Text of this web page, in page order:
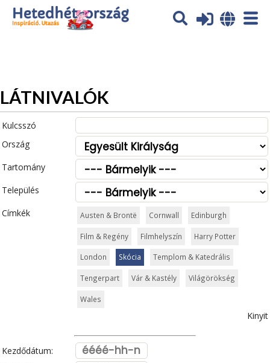
Az oldal sütiket (cookies) használ. További tájékoztatás itt:
Adatvédelmi tájékoztató
LÁTNIVALÓK
Kulcsszó
Ország
Tartomány
Település
Címkék
Austen & Brontë Cornwall Edinburgh
Film & Regény Filmhelyszín Harry Potter
London Skócia Templom & Katedrális
Tengerpart Vár & Kastély Világörökség
Wales
Kinyit
Kezdődátum: